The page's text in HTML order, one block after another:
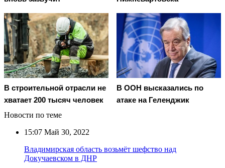
В строительной отрасли не
хватает 200 тысяч человек
В ООН высказались по
атаке на Геленджик
Новости по теме
15:07 Май 30, 2022
Владимирская область возьмёт шефство над
Докучаевском в ДНР